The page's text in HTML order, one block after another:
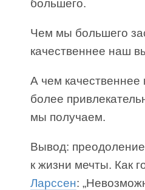
большего.
Чем мы большего
качественнее наш
А чем
более
мы получаем.
Вывод:
к жизни мечты. Как
Ларссен: